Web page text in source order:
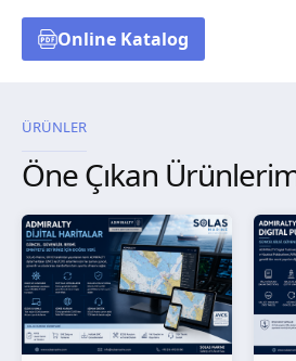
Online Katalog
ÜRÜNLER
Öne Çıkan